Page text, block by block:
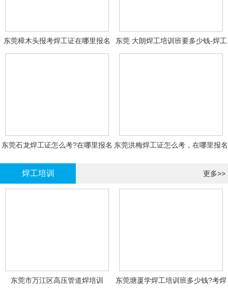
东莞樟木头报考焊工证在哪里报名
东莞 大朗焊工培训班要多少钱-焊工
报名
东莞石龙焊工证怎么考?在哪里报名 东莞洪梅焊工证怎么考，在哪里报名
焊工培训 更多>>
东莞市万江区高压管道焊培训
东莞塘厦学焊工培训班多少钱?考焊